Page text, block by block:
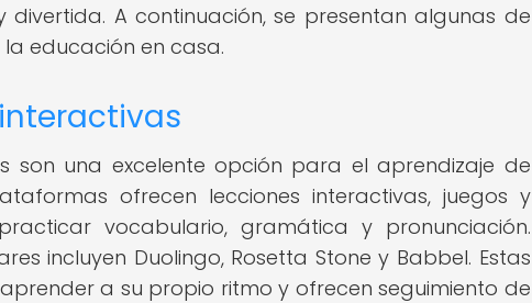
A continuación, se presentan algunas de
educación en casa.
son una excelente opción para el aprendizaje de
ofrecen lecciones interactivas, juegos y
vocabulario, gramática y pronunciación.
incluyen Duolingo, Rosetta Stone y Babbel. Estas
a su propio ritmo y ofrecen seguimiento de